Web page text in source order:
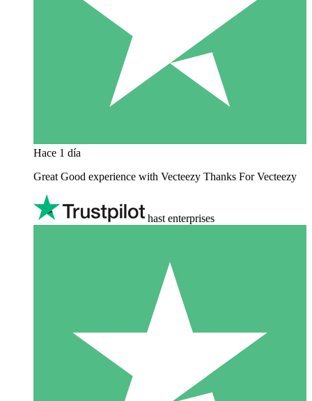
Hace 1 día
Great Good experience with Vecteezy Thanks For Vecteezy
hast enterprises